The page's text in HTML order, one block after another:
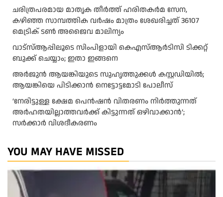
ചരിത്രപരമായ മാതൃക തീര്‍ത്ത് ഹരിതകര്‍മ സേന,
കഴിഞ്ഞ സാമ്പത്തിക വര്‍ഷം മാത്രം ശേഖരിച്ചത് 36107
മെട്രിക് ടണ്‍ അജൈവ മാലിന്യം
വാട്‌സ്ആപ്പിലൂടെ സിംപിളായി കെഎസ്ആര്‍ടിസി ടിക്കറ്റ്
ബുക്ക് ചെയ്യാം; ഇതാ ഇങ്ങനെ
അർജുൻ ആയങ്കിയുടെ സുഹൃത്തുക്കൾ കസ്റ്റഡിയിൽ;
ആയങ്കിയെ പിടിക്കാൻ നെട്ടോട്ടമോടി പോലീസ്
‘നേരിട്ടുള്ള ക്ഷേമ പെൻഷൻ വിതരണം നി‍‍ർത്തുന്നത്
അർഹതയില്ലാത്തവർക്ക് കിട്ടുന്നത് ഒഴിവാക്കാൻ’;
സർക്കാ‍ർ വിശദീകരണം
YOU MAY HAVE MISSED